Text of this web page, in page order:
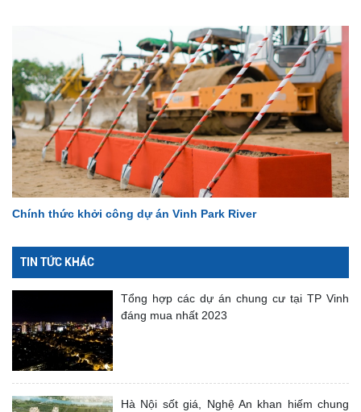
Chính thức khởi công dự án Vinh Park River
TIN TỨC KHÁC
Tổng hợp các dự án chung cư tại TP Vinh
đáng mua nhất 2023
Hà Nội sốt giá, Nghệ An khan hiếm chung